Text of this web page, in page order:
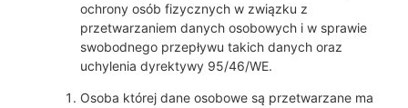
ochrony osób fizycznych w związku z
przetwarzaniem danych osobowych i w sprawie
swobodnego przepływu takich danych oraz
uchylenia dyrektywy 95/46/WE.
Osoba której dane osobowe są przetwarzane ma